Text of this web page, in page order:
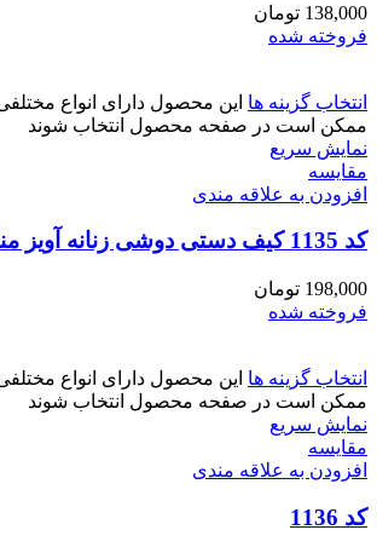
138,000 تومان
فروخته شده
انتخاب گزینه ها این محصول دارای انواع
ممکن است در صفحه محصول انتخاب شوند
نمایش سریع
مقايسه
افزودن به علاقه مندی
کد 1135 کیف دستی دوشی زنانه آویز منگوله دار
198,000 تومان
فروخته شده
انتخاب گزینه ها این محصول دارای انواع
ممکن است در صفحه محصول انتخاب شوند
نمایش سریع
مقايسه
افزودن به علاقه مندی
کد 1136